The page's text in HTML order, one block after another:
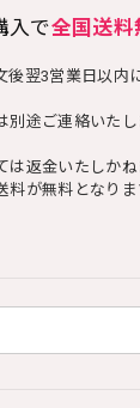
入で全国送料
翌3営業日以内
途ご連絡いたし
返金いたしかね
が無料となりま